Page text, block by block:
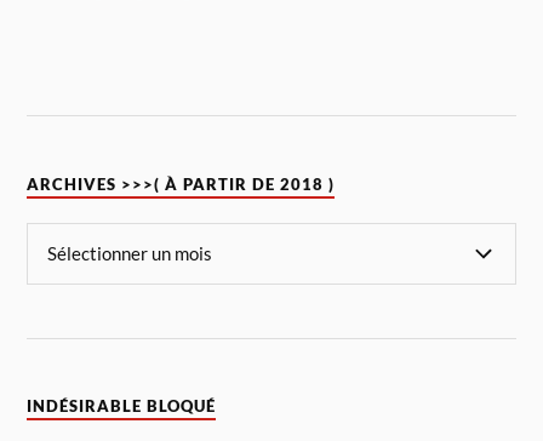
ARCHIVES >>>( À PARTIR DE 2018 )
INDÉSIRABLE BLOQUÉ